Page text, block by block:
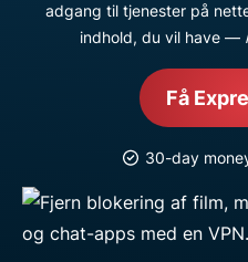
adgang til tjenester på
indhold, du vil have —
Få
30-day